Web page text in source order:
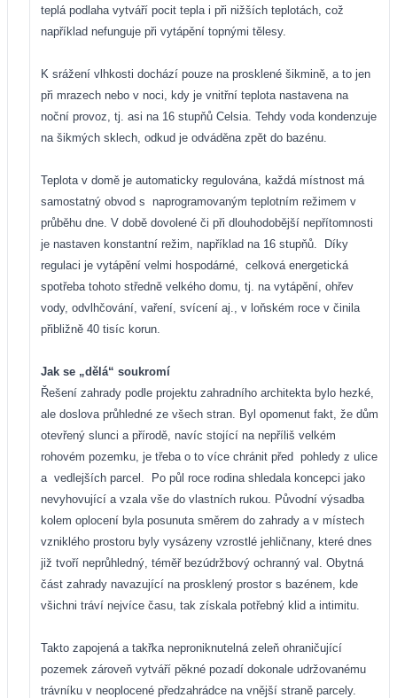
teplá podlaha vytváří pocit tepla i při nižších teplotách, což
například nefunguje při vytápění topnými tělesy.
K srážení vlhkosti dochází pouze na prosklené šikmině, a to jen
při mrazech nebo v noci, kdy je vnitřní teplota nastavena na
noční provoz, tj. asi na 16 stupňů Celsia. Tehdy voda kondenzuje
na šikmých sklech, odkud je odváděna zpět do bazénu.
Teplota v domě je automaticky regulována, každá místnost má
samostatný obvod s
naprogramovaným teplotním režimem v
průběhu dne. V době dovolené či při dlouhodobější nepřítomnosti
je nastaven konstantní režim, například na 16 stupňů.
Díky
regulaci je vytápění velmi hospodárné,
celková energetická
spotřeba tohoto středně velkého domu, tj. na vytápění, ohřev
vody, odvlhčování, vaření, svícení aj., v loňském roce v činila
přibližně 40 tisíc korun.
Jak se „dělá“ soukromí
Řešení zahrady podle projektu zahradního architekta bylo hezké,
ale doslova průhledné ze všech stran. Byl opomenut fakt, že dům
otevřený slunci a přírodě, navíc stojící na nepříliš velkém
rohovém pozemku, je třeba o to více chránit před pohledy z ulice
a vedlejších parcel.
Po půl roce rodina shledala koncepci jako
nevyhovující a vzala vše do vlastních rukou. Původní výsadba
kolem oplocení byla posunuta směrem do zahrady a v místech
vzniklého prostoru byly vysázeny vzrostlé jehličnany, které dnes
již tvoří neprůhledný, téměř bezúdržbový ochranný val. Obytná
část zahrady navazující na prosklený prostor s bazénem, kde
všichni tráví nejvíce času, tak získala potřebný klid a intimitu.
Takto zapojená a takřka neproniknutelná zeleň ohraničující
pozemek zároveň vytváří pěkné pozadí dokonale udržovanému
trávníku v neoplocené předzahrádce na vnější straně parcely.